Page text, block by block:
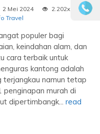
2 Mei 2024
2.202x
Travel
populer bagi
keindahan alam, dan
cara terbaik untuk
kantong adalah
terjangkau namun tetap
murah di
dipertimbangk... read